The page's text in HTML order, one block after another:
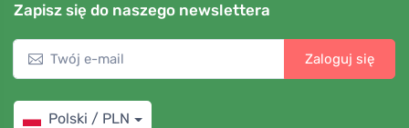
Zapisz się do naszego newslettera
Zaloguj się
Polski / PLN